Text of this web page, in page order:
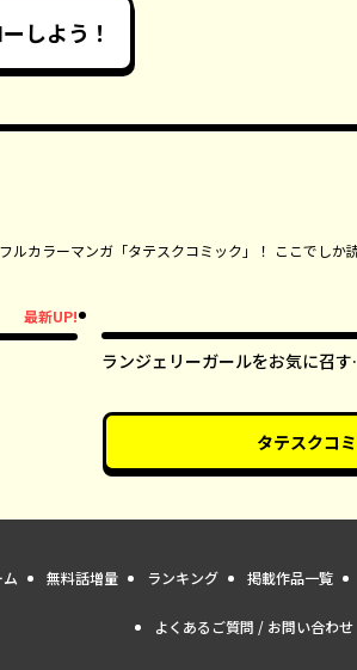
しよう！
ルカラーマンガ「タテスクコミック」！ ここでし
最新UP!
ランジェリーガールをお気に召す
タテスクコ
無料話増量 ランキング 掲載作品一覧
よくあるご質問 / お問い合わせ